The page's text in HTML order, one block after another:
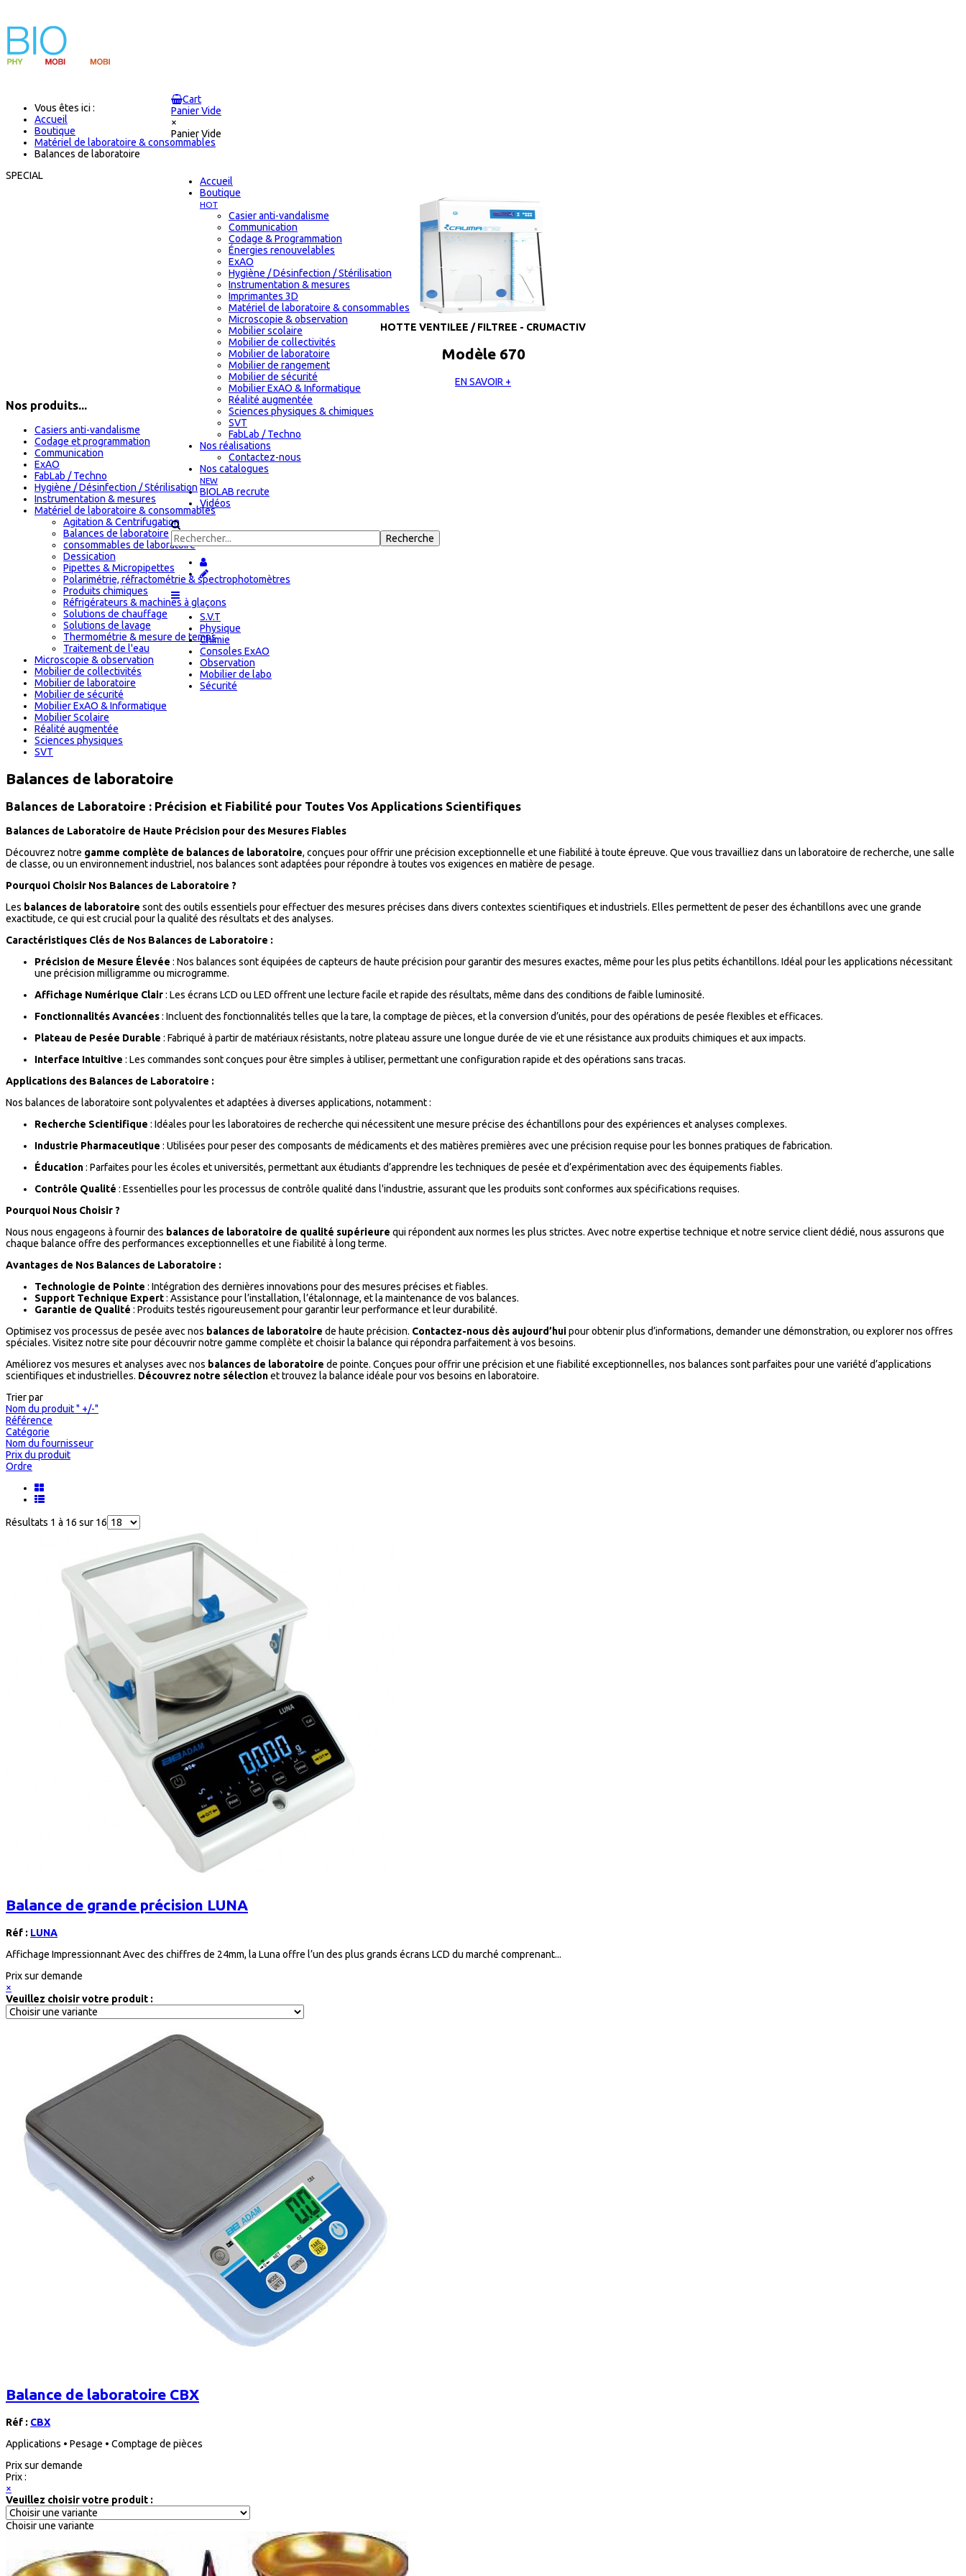
Cart
Panier Vide
×
Panier Vide
Accueil
Boutique
HOT
Casier anti-vandalisme
Communication
Codage & Programmation
Énergies renouvelables
ExAO
Hygiène / Désinfection / Stérilisation
Instrumentation & mesures
Imprimantes 3D
Matériel de laboratoire & consommables
Microscopie & observation
Mobilier scolaire
Mobilier de collectivités
Mobilier de laboratoire
Mobilier de rangement
Mobilier de sécurité
Mobilier ExAO & Informatique
Réalité augmentée
Sciences physiques & chimiques
SVT
FabLab / Techno
Nos réalisations
Contactez-nous
Nos catalogues
NEW
BIOLAB recrute
Vidéos
S.V.T
Physique
Chimie
Consoles ExAO
Observation
Mobilier de labo
Sécurité
Vous êtes ici :
Accueil
Boutique
Matériel de laboratoire & consommables
Balances de laboratoire
SPECIAL
HOTTE VENTILEE / FILTREE - CRUMACTIV
Modèle 670
EN SAVOIR +
Nos produits...
Casiers anti-vandalisme
Codage et programmation
Communication
ExAO
FabLab / Techno
Hygiène / Désinfection / Stérilisation
Instrumentation & mesures
Matériel de laboratoire & consommables
Agitation & Centrifugation
Balances de laboratoire
consommables de laboratoire
Dessication
Pipettes & Micropipettes
Polarimétrie, réfractométrie & spectrophotomètres
Produits chimiques
Réfrigérateurs & machines à glaçons
Solutions de chauffage
Solutions de lavage
Thermométrie & mesure de temps
Traitement de l'eau
Microscopie & observation
Mobilier de collectivités
Mobilier de laboratoire
Mobilier de sécurité
Mobilier ExAO & Informatique
Mobilier Scolaire
Réalité augmentée
Sciences physiques
SVT
Balances de laboratoire
Balances de Laboratoire : Précision et Fiabilité pour Toutes Vos Applications Scientifiques
Balances de Laboratoire de Haute Précision pour des Mesures Fiables
Découvrez notre gamme complète de balances de laboratoire, conçues pour offrir une précision exceptionnelle et une fiabilité à toute épreuve. Que vous travailliez dans un laboratoire de recherche, une salle
de classe, ou un environnement industriel, nos balances sont adaptées pour répondre à toutes vos exigences en matière de pesage.
Pourquoi Choisir Nos Balances de Laboratoire ?
Les balances de laboratoire sont des outils essentiels pour effectuer des mesures précises dans divers contextes scientifiques et industriels. Elles permettent de peser des échantillons avec une grande
exactitude, ce qui est crucial pour la qualité des résultats et des analyses.
Caractéristiques Clés de Nos Balances de Laboratoire :
Précision de Mesure Élevée : Nos balances sont équipées de capteurs de haute précision pour garantir des mesures exactes, même pour les plus petits échantillons. Idéal pour les applications nécessitant
une précision milligramme ou microgramme.
Affichage Numérique Clair: Les écrans LCD ou LED offrent une lecture facile et rapide des résultats, même dans des conditions de faible luminosité.
Fonctionnalités Avancées: Incluent des fonctionnalités telles que la tare, la comptage de pièces, et la conversion d’unités, pour des opérations de pesée flexibles et efficaces.
Plateau de Pesée Durable : Fabriqué à partir de matériaux résistants, notre plateau assure une longue durée de vie et une résistance aux produits chimiques et aux impacts.
Interface Intuitive : Les commandes sont conçues pour être simples à utiliser, permettant une configuration rapide et des opérations sans tracas.
Applications des Balances de Laboratoire :
Nos balances de laboratoire sont polyvalentes et adaptées à diverses applications, notamment :
Recherche Scientifique : Idéales pour les laboratoires de recherche qui nécessitent une mesure précise des échantillons pour des expériences et analyses complexes.
Industrie Pharmaceutique : Utilisées pour peser des composants de médicaments et des matières premières avec une précision requise pour les bonnes pratiques de fabrication.
Éducation: Parfaites pour les écoles et universités, permettant aux étudiants d’apprendre les techniques de pesée et d’expérimentation avec des équipements fiables.
Contrôle Qualité : Essentielles pour les processus de contrôle qualité dans l'industrie, assurant que les produits sont conformes aux spécifications requises.
Pourquoi Nous Choisir ?
Nous nous engageons à fournir des balances de laboratoire de qualité supérieure qui répondent aux normes les plus strictes. Avec notre expertise technique et notre service client dédié, nous assurons que
chaque balance offre des performances exceptionnelles et une fiabilité à long terme.
Avantages de Nos Balances de Laboratoire :
Technologie de Pointe : Intégration des dernières innovations pour des mesures précises et fiables.
Support Technique Expert: Assistance pour l’installation, l’étalonnage, et la maintenance de vos balances.
Garantie de Qualité : Produits testés rigoureusement pour garantir leur performance et leur durabilité.
Optimisez vos processus de pesée avec nos balances de laboratoire de haute précision. Contactez-nous dès aujourd’huipour obtenir plus d’informations, demander une démonstration, ou explorer nos offres
spéciales. Visitez notre site pour découvrir notre gamme complète et choisir la balance qui répondra parfaitement à vos besoins.
Améliorez vos mesures et analyses avec nos balances de laboratoire de pointe. Conçues pour offrir une précision et une fiabilité exceptionnelles, nos balances sont parfaites pour une variété d’applications
scientifiques et industrielles. Découvrez notre sélectionet trouvez la balance idéale pour vos besoins en laboratoire.
Trier par
Nom du produit " +/-"
Référence
Catégorie
Nom du fournisseur
Prix du produit
Ordre
Résultats 1 à 16 sur 16
Balance de grande précision LUNA
Réf : LUNA
Affichage Impressionnant Avec des chiffres de 24mm, la Luna offre l’un des plus grands écrans LCD du marché comprenant...
Prix sur demande
×
Veuillez choisir votre produit :
Balance de laboratoire CBX
Réf : CBX
Applications • Pesage • Comptage de pièces
Prix sur demande
Prix :
×
Veuillez choisir votre produit :
Choisir une variante